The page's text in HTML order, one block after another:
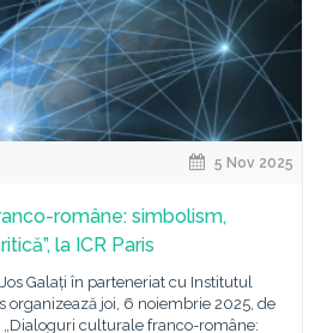
5 Nov 2025
române: simbolism,
la ICR Paris
Galați în parteneriat cu Institutul
organizează joi, 6 noiembrie 2025, de
culturale franco-române: